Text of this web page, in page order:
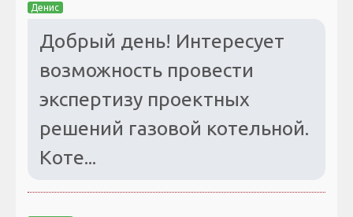
Денис
Добрый день! Интересует
возможность провести
экспертизу проектных
решений газовой котельной.
Коте...